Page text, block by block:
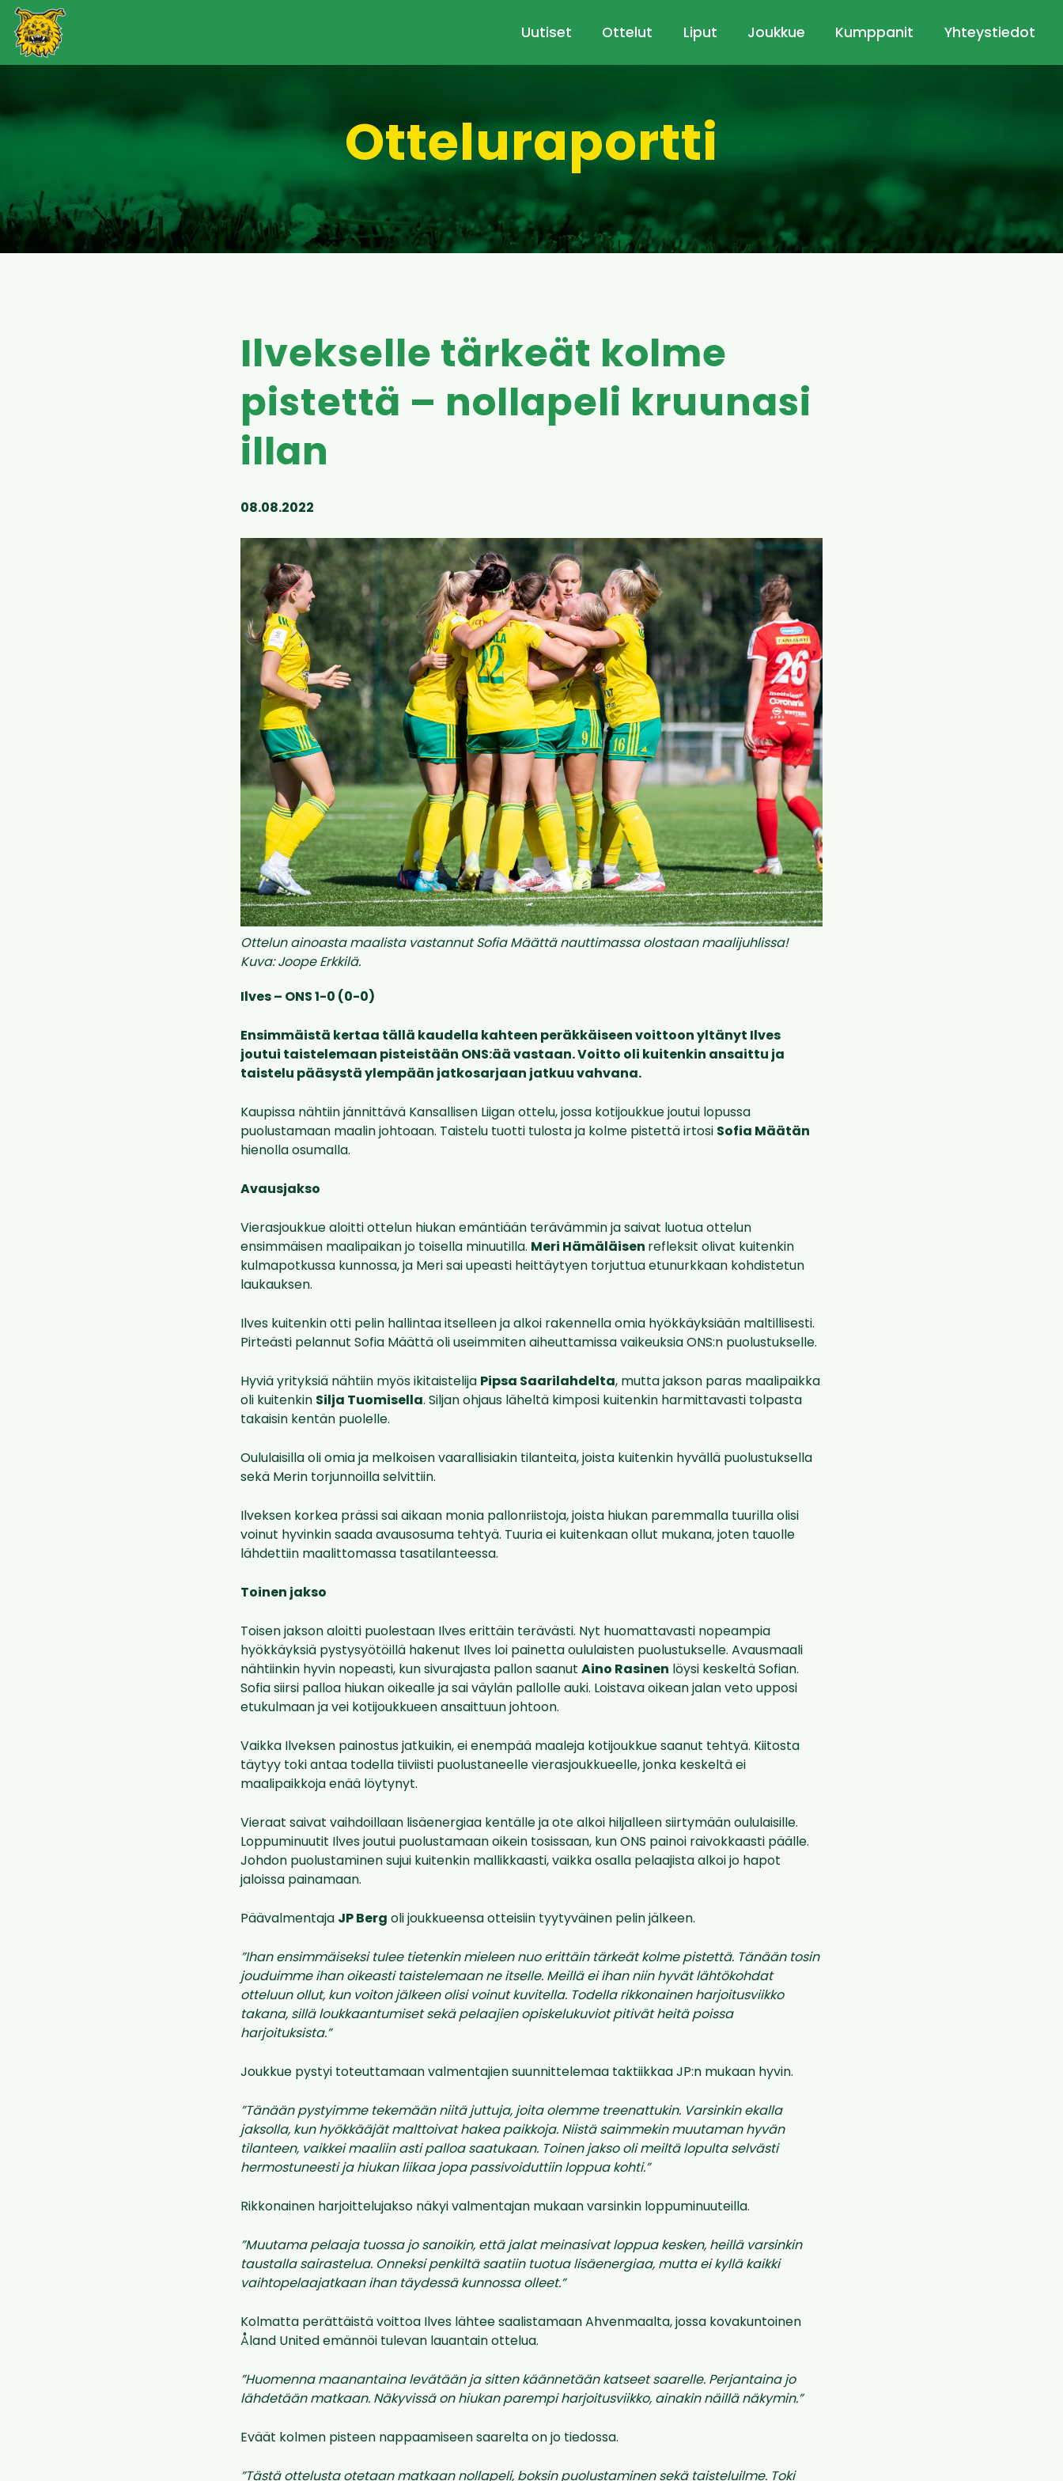
Uutiset Ottelut Liput Joukkue Kumppanit Yhteystiedot
Otteluraportti
Ilvekselle tärkeät kolme
pistettä – nollapeli kruunasi
illan
08.08.2022
Ottelun ainoasta maalista vastannut Sofia Määttä nauttimassa olostaan maalijuhlissa!
Kuva: Joope Erkkilä.
Ilves – ONS 1-0 (0-0)
Ensimmäistä kertaa tällä kaudella kahteen peräkkäiseen voittoon yltänyt Ilves
joutui taistelemaan pisteistään ONS:ää vastaan. Voitto oli kuitenkin ansaittu ja
taistelu pääsystä ylempään jatkosarjaan jatkuu vahvana.
Kaupissa nähtiin jännittävä Kansallisen Liigan ottelu, jossa kotijoukkue joutui lopussa
puolustamaan maalin johtoaan. Taistelu tuotti tulosta ja kolme pistettä irtosi Sofia Määtän
hienolla osumalla.
Avausjakso
Vierasjoukkue aloitti ottelun hiukan emäntiään terävämmin ja saivat luotua ottelun
ensimmäisen maalipaikan jo toisella minuutilla. Meri Hämäläisen refleksit olivat kuitenkin
kulmapotkussa kunnossa, ja Meri sai upeasti heittäytyen torjuttua etunurkkaan kohdistetun
laukauksen.
Ilves kuitenkin otti pelin hallintaa itselleen ja alkoi rakennella omia hyökkäyksiään maltillisesti.
Pirteästi pelannut Sofia Määttä oli useimmiten aiheuttamissa vaikeuksia ONS:n puolustukselle.
Hyviä yrityksiä nähtiin myös ikitaistelija Pipsa Saarilahdelta, mutta jakson paras maalipaikka
oli kuitenkin Silja Tuomisella. Siljan ohjaus läheltä kimposi kuitenkin harmittavasti tolpasta
takaisin kentän puolelle.
Oululaisilla oli omia ja melkoisen vaarallisiakin tilanteita, joista kuitenkin hyvällä puolustuksella
sekä Merin torjunnoilla selvittiin.
Ilveksen korkea prässi sai aikaan monia pallonriistoja, joista hiukan paremmalla tuurilla olisi
voinut hyvinkin saada avausosuma tehtyä. Tuuria ei kuitenkaan ollut mukana, joten tauolle
lähdettiin maalittomassa tasatilanteessa.
Toinen jakso
Toisen jakson aloitti puolestaan Ilves erittäin terävästi. Nyt huomattavasti nopeampia
hyökkäyksiä pystysyötöillä hakenut Ilves loi painetta oululaisten puolustukselle. Avausmaali
nähtiinkin hyvin nopeasti, kun sivurajasta pallon saanut Aino Rasinen löysi keskeltä Sofian.
Sofia siirsi palloa hiukan oikealle ja sai väylän pallolle auki. Loistava oikean jalan veto upposi
etukulmaan ja vei kotijoukkueen ansaittuun johtoon.
Vaikka Ilveksen painostus jatkuikin, ei enempää maaleja kotijoukkue saanut tehtyä. Kiitosta
täytyy toki antaa todella tiiviisti puolustaneelle vierasjoukkueelle, jonka keskeltä ei
maalipaikkoja enää löytynyt.
Vieraat saivat vaihdoillaan lisäenergiaa kentälle ja ote alkoi hiljalleen siirtymään oululaisille.
Loppuminuutit Ilves joutui puolustamaan oikein tosissaan, kun ONS painoi raivokkaasti päälle.
Johdon puolustaminen sujui kuitenkin mallikkaasti, vaikka osalla pelaajista alkoi jo hapot
jaloissa painamaan.
Päävalmentaja JP Berg oli joukkueensa otteisiin tyytyväinen pelin jälkeen.
”Ihan ensimmäiseksi tulee tietenkin mieleen nuo erittäin tärkeät kolme pistettä. Tänään tosin
jouduimme ihan oikeasti taistelemaan ne itselle. Meillä ei ihan niin hyvät lähtökohdat
otteluun ollut, kun voiton jälkeen olisi voinut kuvitella. Todella rikkonainen harjoitusviikko
takana, sillä loukkaantumiset sekä pelaajien opiskelukuviot pitivät heitä poissa
harjoituksista.”
Joukkue pystyi toteuttamaan valmentajien suunnittelemaa taktiikkaa JP:n mukaan hyvin.
”Tänään pystyimme tekemään niitä juttuja, joita olemme treenattukin. Varsinkin ekalla
jaksolla, kun hyökkääjät malttoivat hakea paikkoja. Niistä saimmekin muutaman hyvän
tilanteen, vaikkei maaliin asti palloa saatukaan. Toinen jakso oli meiltä lopulta selvästi
hermostuneesti ja hiukan liikaa jopa passivoiduttiin loppua kohti.”
Rikkonainen harjoittelujakso näkyi valmentajan mukaan varsinkin loppuminuuteilla.
”Muutama pelaaja tuossa jo sanoikin, että jalat meinasivat loppua kesken, heillä varsinkin
taustalla sairastelua. Onneksi penkiltä saatiin tuotua lisäenergiaa, mutta ei kyllä kaikki
vaihtopelaajatkaan ihan täydessä kunnossa olleet.”
Kolmatta perättäistä voittoa Ilves lähtee saalistamaan Ahvenmaalta, jossa kovakuntoinen
Åland United emännöi tulevan lauantain ottelua.
”Huomenna maanantaina levätään ja sitten käännetään katseet saarelle. Perjantaina jo
lähdetään matkaan. Näkyvissä on hiukan parempi harjoitusviikko, ainakin näillä näkymin.”
Eväät kolmen pisteen nappaamiseen saarelta on jo tiedossa.
”Tästä ottelusta otetaan matkaan nollapeli, boksin puolustaminen sekä taisteluilme. Toki